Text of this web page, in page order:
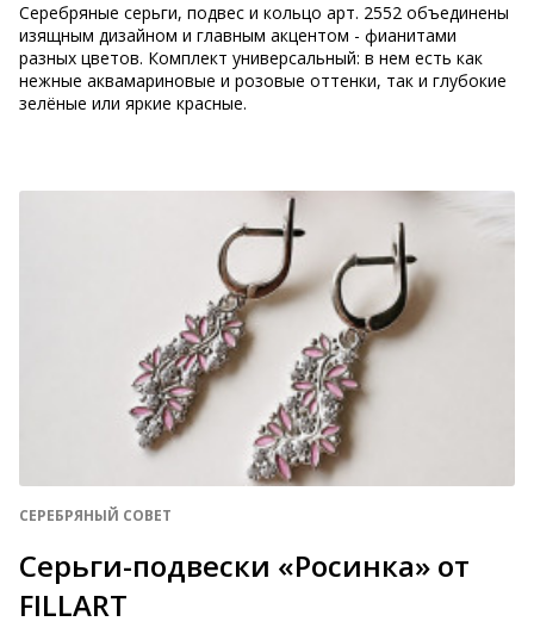
Серебряные серьги, подвес и кольцо арт. 2552 объединены
изящным дизайном и главным акцентом - фианитами
разных цветов. Комплект универсальный: в нем есть как
нежные аквамариновые и розовые оттенки, так и глубокие
зелёные или яркие красные.
СЕРЕБРЯНЫЙ СОВЕТ
Серьги-подвески «Росинка» от
FILLART